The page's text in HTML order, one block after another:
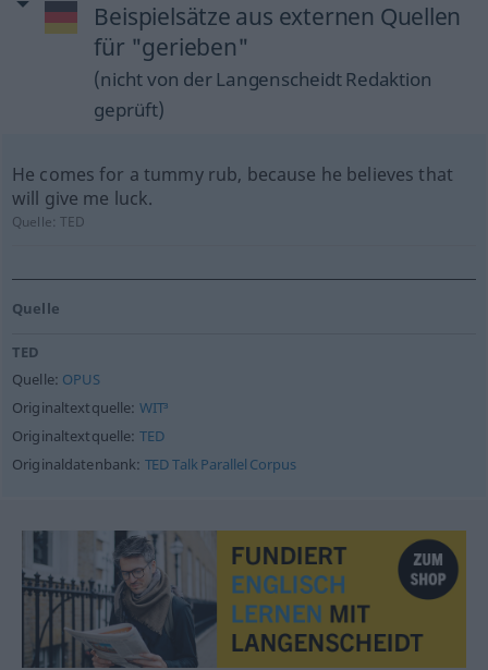
Beispielsätze aus externen Quellen
für "gerieben"
(nicht von der Langenscheidt Redaktion
geprüft)
He comes for a tummy rub, because he believes that
will give me luck.
Quelle:TED
Quelle
TED
Quelle: OPUS
Originaltextquelle: WIT³
Originaltextquelle: TED
Originaldatenbank: TED Talk Parallel Corpus